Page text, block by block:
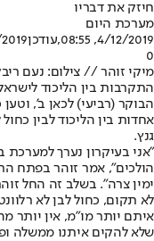
חיזק את דבריו
מערכת היום
4/12/2019, 08:55
,עודכן09:26
0
מיקי זוהר // צילום: נעם
התקרבות בין הליכוד
הבוקר (רביעי) לכאן ב',
אחדות בין הליכוד לבין
גנץ.
"אני בעיקרון נערך למערכת
הולכים", אמר זוהר בפתח
ימין צרה". בשלב זה החל
לא תקום, כחול לבן לא
איתם יותר מו"מ, אין יותר
שלא להקים איתנו ממשלה